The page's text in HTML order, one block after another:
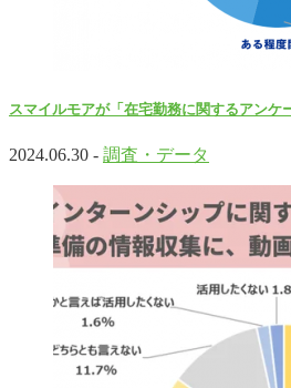
スマイルモアが「在宅勤務に関するアンケ
2024.06.30 - 調査・データ